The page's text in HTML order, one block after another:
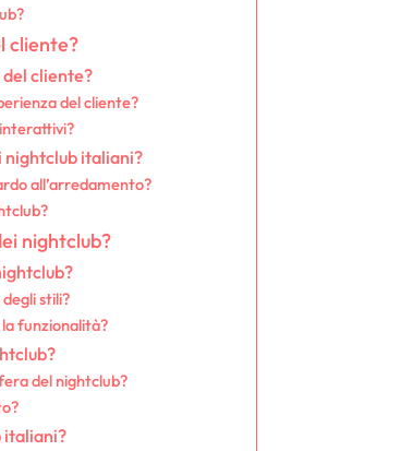
cliente?
del cliente?
del cliente?
nightclub italiani?
all’arredamento?
nightclub?
stili?
funzionalità?
del nightclub?
italiani?